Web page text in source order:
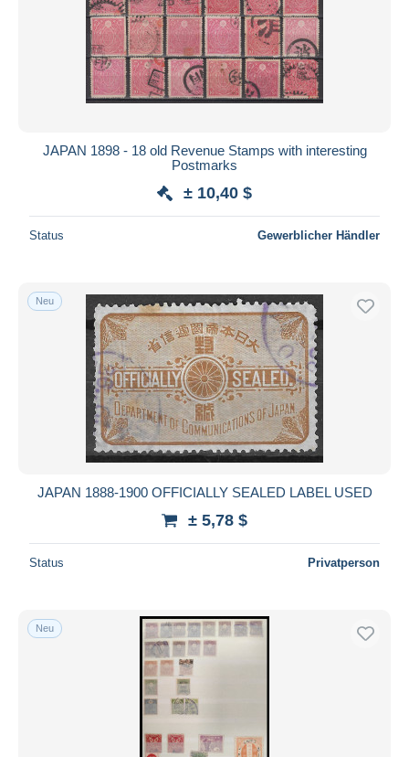
Übernehmen
JAPAN 1898 - 18 old Revenue Stamps with interesting
Postmarks
± 10,40 $
Status Gewerblicher Händler
Neu
JAPAN 1888-1900 OFFICIALLY SEALED LABEL USED
± 5,78 $
Status Privatperson
Neu